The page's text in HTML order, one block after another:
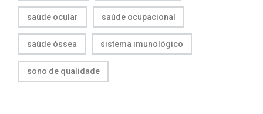
saúde ocular saúde ocupacional
saúde óssea sistema imunológico
sono de qualidade